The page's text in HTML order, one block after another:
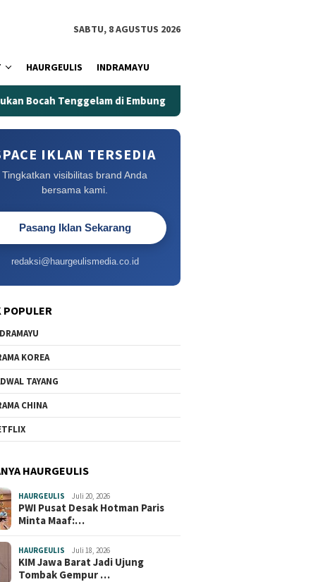
SABTU, 8 AGUSTUS 2026
HAURGEULIS INDRAMAYU
di Embung Kertanegara
IKLAN TERSEDIA
Tingkatkan visibilitas brand Anda
bersama kami.
Pasang Iklan Sekarang
redaksi@haurgeulismedia.co.id
POPULER
KOREA
TAYANG
CHINA
HAURGEULIS
HAURGEULIS Juli 20, 2026
PWI Pusat Desak Hotman Paris
Minta Maaf:…
HAURGEULIS Juli 18, 2026
KIM Jawa Barat Jadi Ujung
Tombak Gempur …